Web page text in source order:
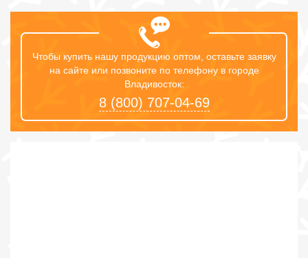
Чтобы купить нашу продукцию оптом, оставьте заявку
на сайте или позвоните по телефону в городе
Владивосток:
8 (800) 707-04-69